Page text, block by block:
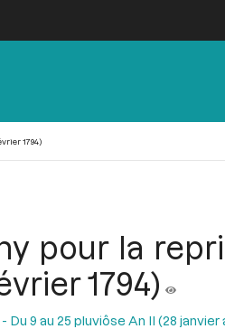
1794)
pour la
1794)
Du 9 au 25 pluviôse An II (28 janvier